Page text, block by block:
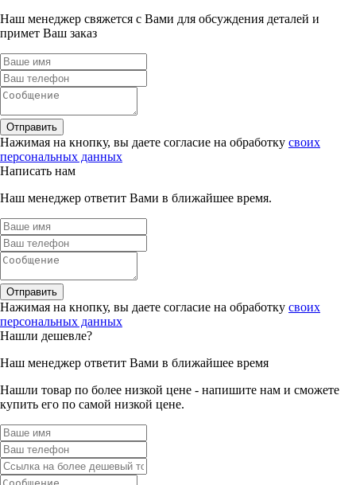
Наш менеджер свяжется с Вами для обсуждения деталей и
примет Ваш заказ
Отправить
Нажимая на кнопку, вы даете согласие на обработку своих
персональных данных
Написать нам
Наш менеджер ответит Вами в ближайшее время.
Отправить
Нажимая на кнопку, вы даете согласие на обработку своих
персональных данных
Нашли дешевле?
Наш менеджер ответит Вами в ближайшее время
Нашли товар по более низкой цене - напишите нам и сможете
купить его по самой низкой цене.